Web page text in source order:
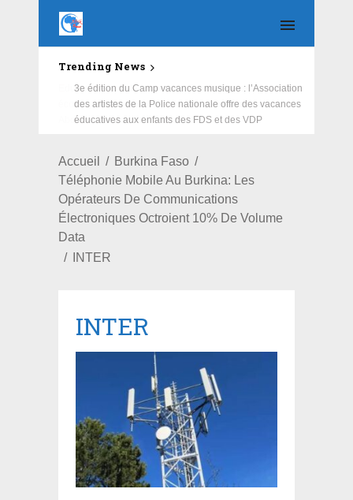
Trending News
Education : la fédération de la Russie rénove les
écoles primaire et collège du Camp Général
Aboubacar Sangoulé Lamizana
Accueil
Burkina Faso
Téléphonie Mobile Au Burkina: Les
Opérateurs De Communications
Électroniques Octroient 10% De Volume
Data
INTER
INTER